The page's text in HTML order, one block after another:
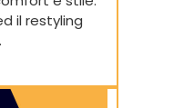
il restyling